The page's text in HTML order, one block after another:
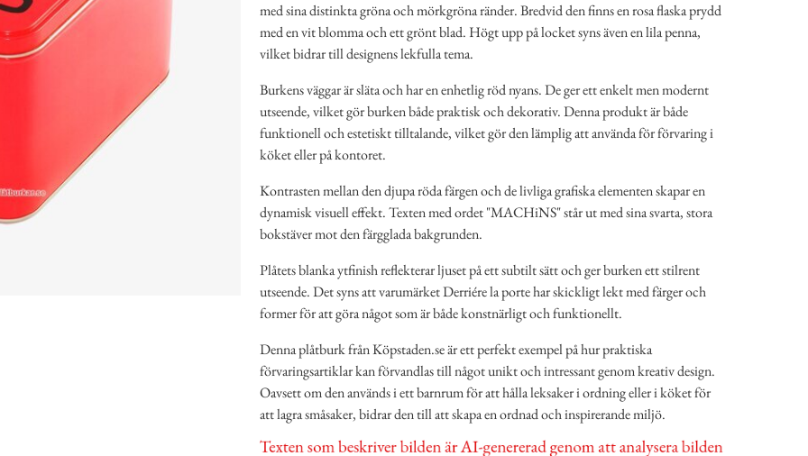
med sina distinkta gröna och mörkgröna ränder. Bredvid den finns en rosa flaska prydd
med en vit blomma och ett grönt blad. Högt upp på locket syns även en lila penna,
vilket bidrar till designens lekfulla tema.
Burkens väggar är släta och har en enhetlig röd nyans. De ger ett enkelt men modernt
utseende, vilket gör burken både praktisk och dekorativ. Denna produkt är både
funktionell och estetiskt tilltalande, vilket gör den lämplig att använda för förvaring i
köket eller på kontoret.
Kontrasten mellan den djupa röda färgen och de livliga grafiska elementen skapar en
dynamisk visuell effekt. Texten med ordet "MACHiNS" står ut med sina svarta, stora
bokstäver mot den färgglada bakgrunden.
Plåtets blanka ytfinish reflekterar ljuset på ett subtilt sätt och ger burken ett stilrent
utseende. Det syns att varumärket Derriére la porte har skickligt lekt med färger och
former för att göra något som är både konstnärligt och funktionellt.
Denna plåtburk från Köpstaden.se är ett perfekt exempel på hur praktiska
förvaringsartiklar kan förvandlas till något unikt och intressant genom kreativ design.
Oavsett om den används i ett barnrum för att hålla leksaker i ordning eller i köket för
att lagra småsaker, bidrar den till att skapa en ordnad och inspirerande miljö.